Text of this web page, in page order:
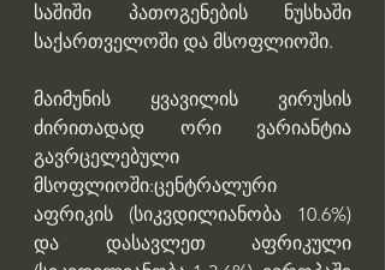
საშიში პათოგენების ნუსხაში
საქართველოში და მსოფლიოში.
მაიმუნის ყვავილის ვირუსის
ძირითადად ორი ვარიანტია
გავრცელებული
მსოფლიოში:ცენტრალური
აფრიკის (სიკვდილიანობა 10.6%)
და დასავლეთ აფრიკული